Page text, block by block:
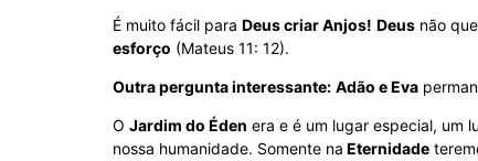
É muito fácil para Deus criar Anjos! Deus não
esforço (Mateus 11: 12).
Outra pergunta interessante: Adão e Eva
O Jardim do Éden era e é um lugar especial, um
nossa humanidade. Somente na Eternidade